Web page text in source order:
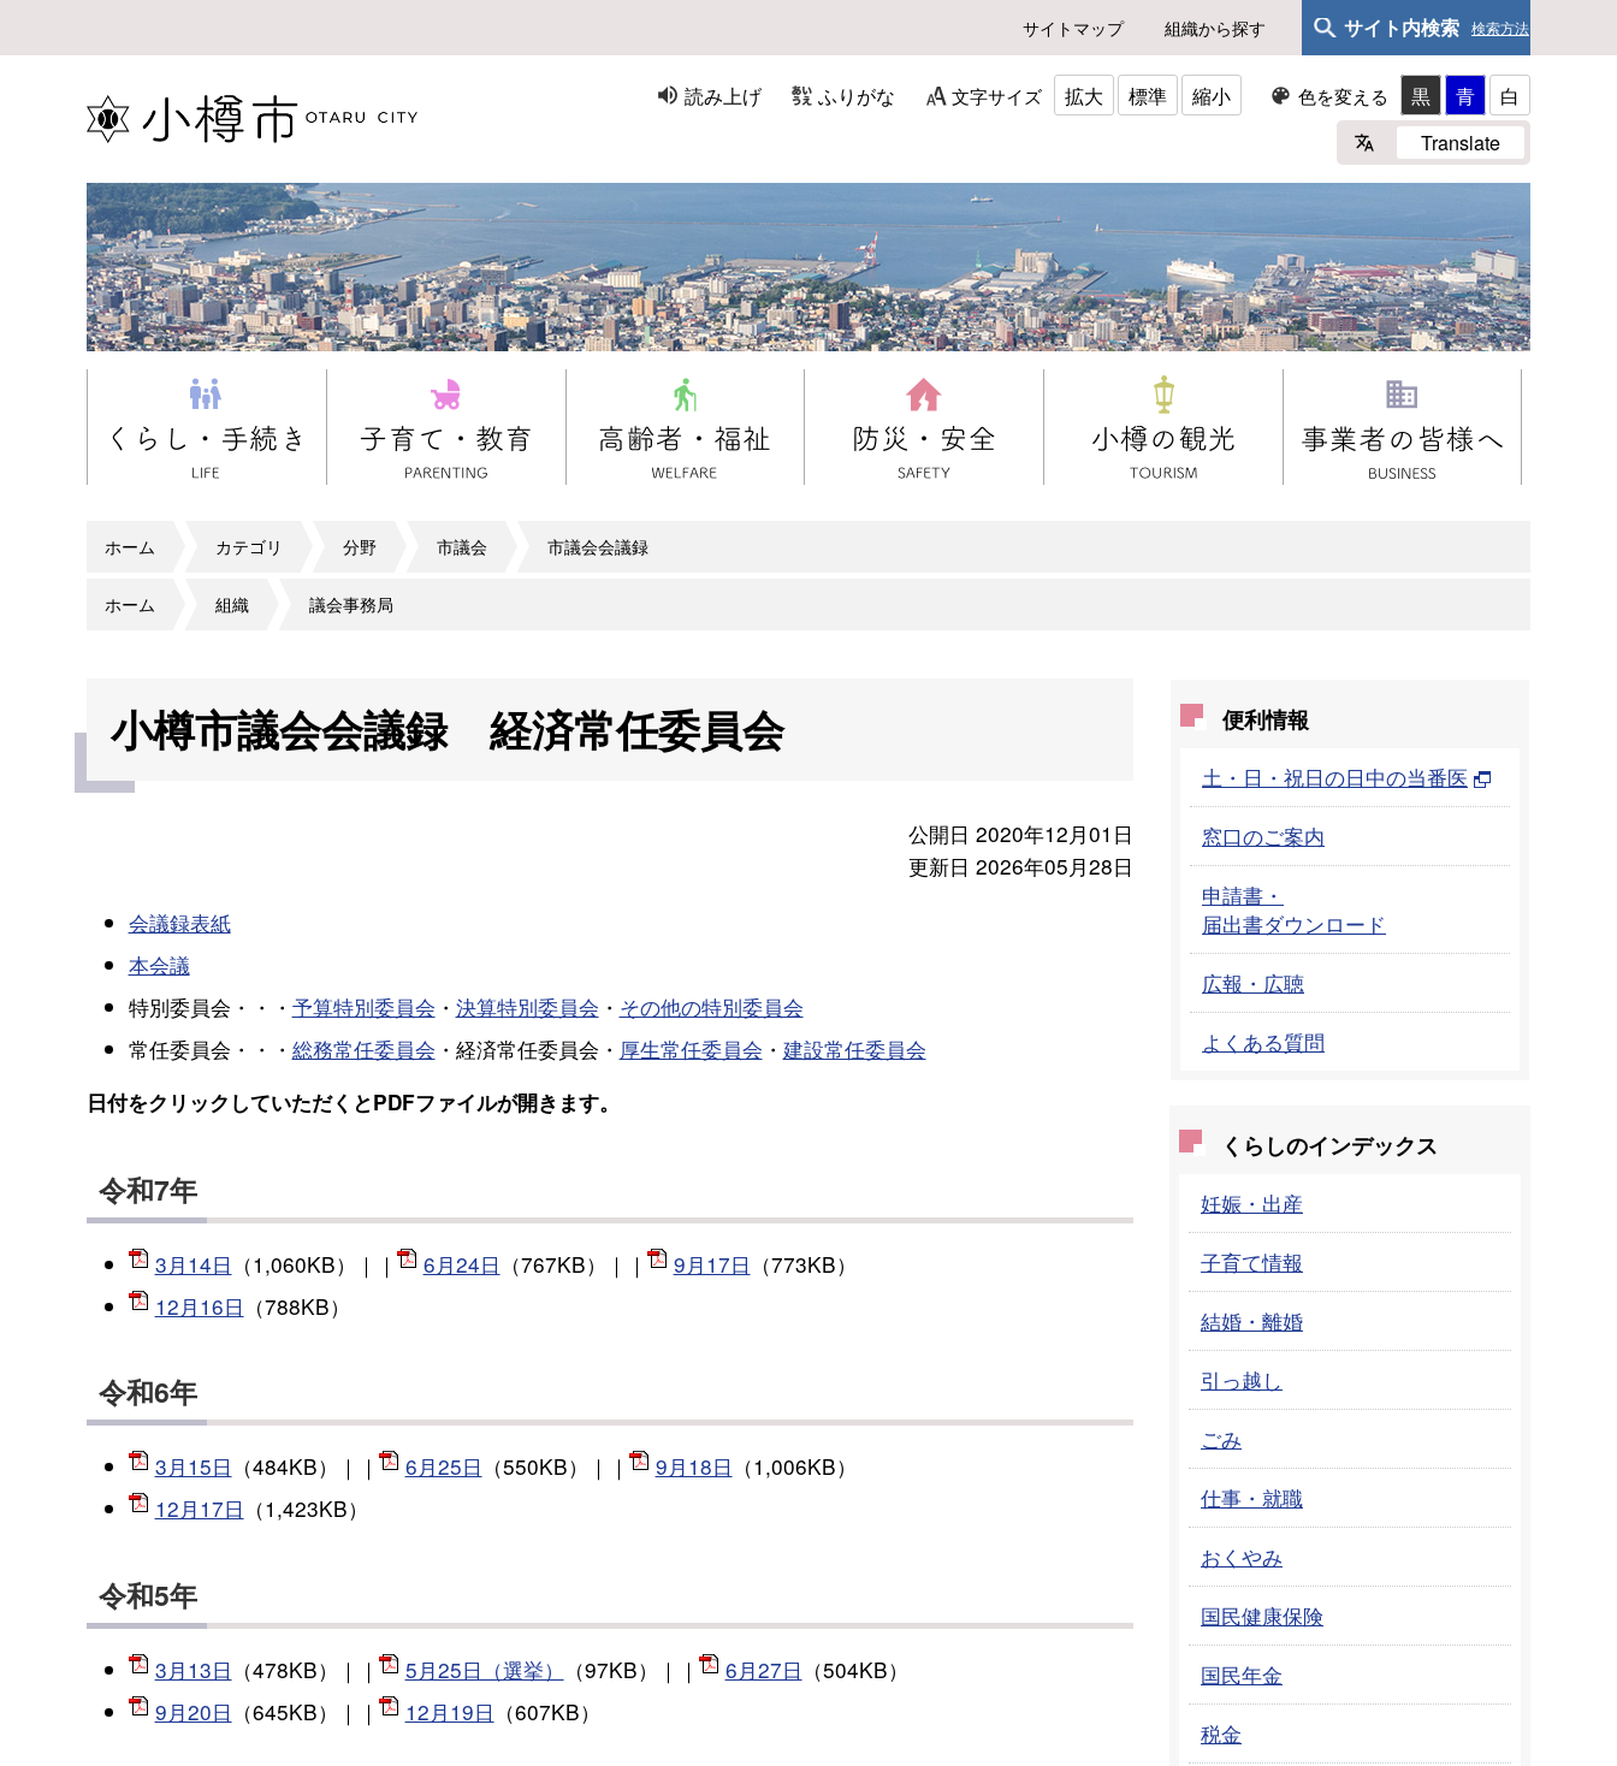
サイトマップ 組織から探す サイト内検索 検索方法
読み上げ ふりがな 文字サイズ 拡大 標準 縮小 色を変える 黒 青
白
Translate
ホーム カテゴリ 分野 市議会 市議会会議録
ホーム 組織 議会事務局
小樽市議会会議録 経済常任委員会
公開日 2020年12月01日
更新日 2026年05月28日
会議録表紙
本会議
特別委員会・・・ 予算特別委員会 ・ 決算特別委員会 ・ その他の特別委員会
常任委員会・・・ 総務常任委員会 ・経済常任委員会・ 厚生常任委員会 ・ 建設常任委員会
日付をクリックしていただくとPDFファイルが開きます。
令和7年
3月14日 （1,060KB）｜｜ 6月24日 （767KB）｜｜ 9月17日 （773KB）
12月16日 （788KB）
令和6年
3月15日 （484KB）｜｜ 6月25日 （550KB）｜｜ 9月18日 （1,006KB）
12月17日 （1,423KB）
令和5年
3月13日 （478KB）｜｜ 5月25日（選挙） （97KB）｜｜ 6月27日 （504KB）
9月20日 （645KB）｜｜ 12月19日 （607KB）
便利情報
土・日・祝日の日中の当番医
窓口のご案内
申請書・
届出書ダウンロード
広報・広聴
よくある質問
くらしのインデックス
妊娠・出産
子育て情報
結婚・離婚
引っ越し
ごみ
仕事・就職
おくやみ
国民健康保険
国民年金
税金